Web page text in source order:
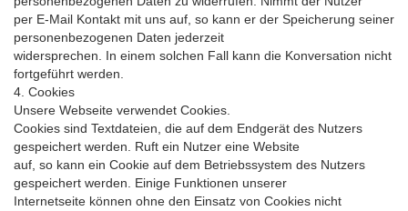
per E-Mail Kontakt mit uns auf, so kann er der Speicherung seiner
personenbezogenen Daten jederzeit
widersprechen. In einem solchen Fall kann die Konversation nicht
fortgeführt werden.
4. Cookies
Unsere Webseite verwendet Cookies.
Cookies sind Textdateien, die auf dem Endgerät des Nutzers
gespeichert werden. Ruft ein Nutzer eine Website
auf, so kann ein Cookie auf dem Betriebssystem des Nutzers
gespeichert werden. Einige Funktionen unserer
Internetseite können ohne den Einsatz von Cookies nicht